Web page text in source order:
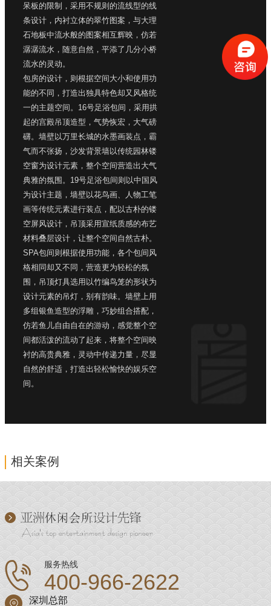
呆板的限制，采用不规则的流线型的线
条设计，内衬立体的翠竹图案，与大理
石地板中流水般的图案相互辉映，仿若
潺潺流水，随意自然，平添了几分小桥
流水的灵动。
包房的设计，则根据空间大小和使用功
能的不同，打造出独具特色却又风格统
一的主题空间。16号足浴包间，采用拱
起的宫殿吊顶造型，气势恢宏，大气磅
礴。墙壁以万里长城的水墨画装点，霸
气而不张扬，沙发背景墙以传统园林镂
空窗为设计元素，整个空间营造出大气
典雅的氛围。19号足浴包间则以中国风
为设计主题，墙壁以花鸟画、人物工笔
画等传统元素进行装点，配以古朴的镂
空屏风设计，吊顶采用宣纸质感的布艺
材料叠层设计，让整个空间自然古朴。
SPA包间则根据使用功能，各个包间风
格相同却又不同，营造更为轻松的氛
围，吊顶灯具选用以竹编鸟笼的形状为
设计元素的吊灯，别有韵味。墙壁上用
多组银鱼造型的浮雕，巧妙组合搭配，
仿若鱼儿自由自在的游动，感觉整个空
间都活泼的流动了起来，将整个空间映
衬的高贵典雅，灵动中传递力量，尽显
自然的舒适，打造出轻松愉快的娱乐空
间。
相关案例
服务热线
400-966-2622
深圳总部